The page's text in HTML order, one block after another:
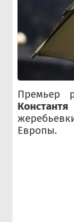
Премьер
Константя
Европы.